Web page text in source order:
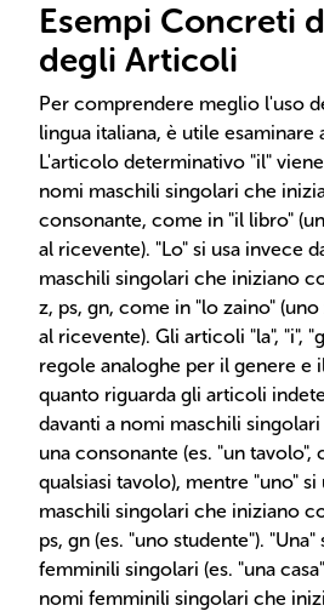
Esempi Concreti
degli Articoli
Per comprendere meglio l'uso
lingua italiana, è utile esaminare
L'articolo determinativo "il"
nomi maschili singolari che
consonante, come in "il libro"
al ricevente). "Lo" si usa invece
maschili singolari che iniziano
z, ps, gn, come in "lo zaino"
al ricevente). Gli articoli "la", "i",
regole analoghe per il genere e
quanto riguarda gli articoli
davanti a nomi maschili
una consonante (es. "un tavolo",
qualsiasi tavolo), mentre "uno" si
maschili singolari che iniziano
ps, gn (es. "uno studente").
femminili singolari (es. "una
nomi femminili singolari che